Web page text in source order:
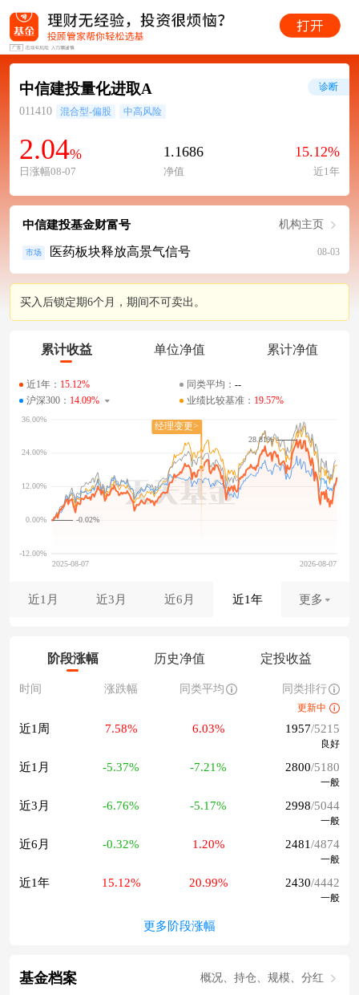
中信建投量化进取A
011410 混合型-偏股 中高风险
2.04%
日涨幅08-07
1.1686
净值
15.12%
近1年
诊断
中信建投基金财富号 机构主页
市场 医药板块释放高景气信号 08-03
买入后锁定期6个月，期间不可卖出。
累计收益 单位净值 累计净值
近1年： 15.12% 同类平均： --
沪深300： 14.09% 业绩比较基准： 19.57%
-0.02%
28.81%
近1月 近3月 近6月 近1年 更多
阶段涨幅 历史净值 定投收益
时间 涨跌幅 同类平均 同类排行
更新中
近1周 7.58% 6.03% 1957/5215
良好
近1月 -5.37% -7.21% 2800/5180
一般
近3月 -6.76% -5.17% 2998/5044
一般
近6月 -0.32% 1.20% 2481/4874
一般
近1年 15.12% 20.99% 2430/4442
一般
更多阶段涨幅
基金档案 概况、持仓、规模、分红